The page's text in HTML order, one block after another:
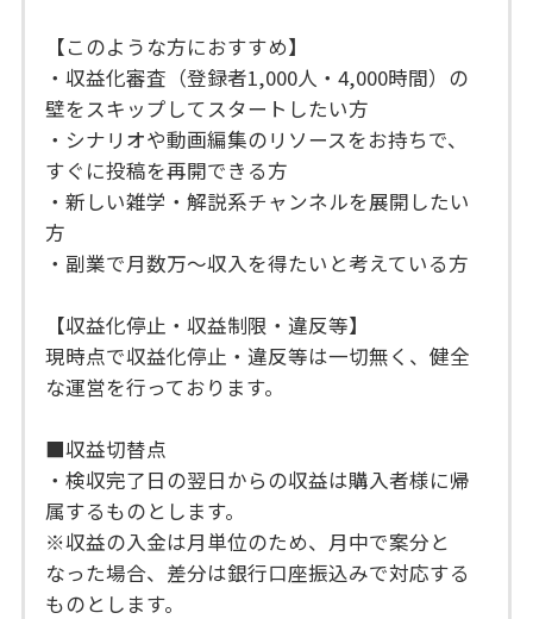
【このような方におすすめ】
・収益化審査（登録者1,000人・4,000時間）の
壁をスキップしてスタートしたい方
・シナリオや動画編集のリソースをお持ちで、
すぐに投稿を再開できる方
・新しい雑学・解説系チャンネルを展開したい
方
・副業で月数万～収入を得たいと考えている方
【収益化停止・収益制限・違反等】
現時点で収益化停止・違反等は一切無く、健全
な運営を行っております。
■収益切替点
・検収完了日の翌日からの収益は購入者様に帰
属するものとします。
※収益の入金は月単位のため、月中で案分と
なった場合、差分は銀行口座振込みで対応する
ものとします。